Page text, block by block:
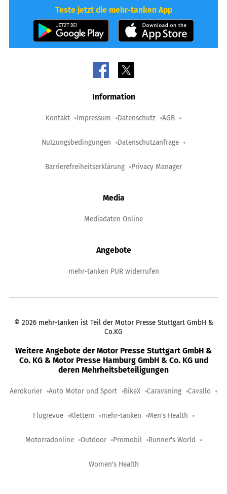
Teste jetzt die mehr-tanken App
Information
Kontakt Impressum Datenschutz AGB
Nutzungsbedingungen Datenschutzanfrage
Barrierefreiheitserklärung Privacy Manager
Media
Mediadaten Online
Angebote
mehr-tanken PUR widerrufen
© 2026 mehr-tanken ist Teil der Motor Presse Stuttgart GmbH &
Co.KG
Weitere Angebote der Motor Presse Stuttgart GmbH &
Co. KG & Motor Presse Hamburg GmbH & Co. KG und
deren Mehrheitsbeteiligungen
Aerokurier Auto Motor und Sport BikeX Caravaning Cavallo
Flugrevue Klettern mehr-tanken Men's Health
Motorradonline Outdoor Promobil Runner's World
Women's Health